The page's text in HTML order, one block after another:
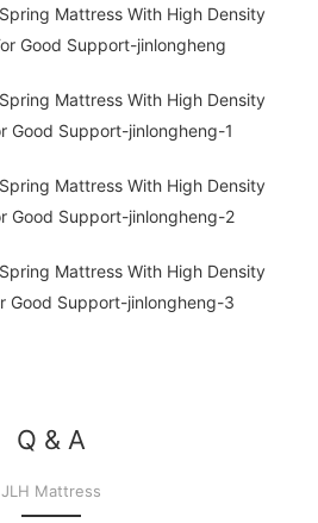
Q & A
JLH Mattress